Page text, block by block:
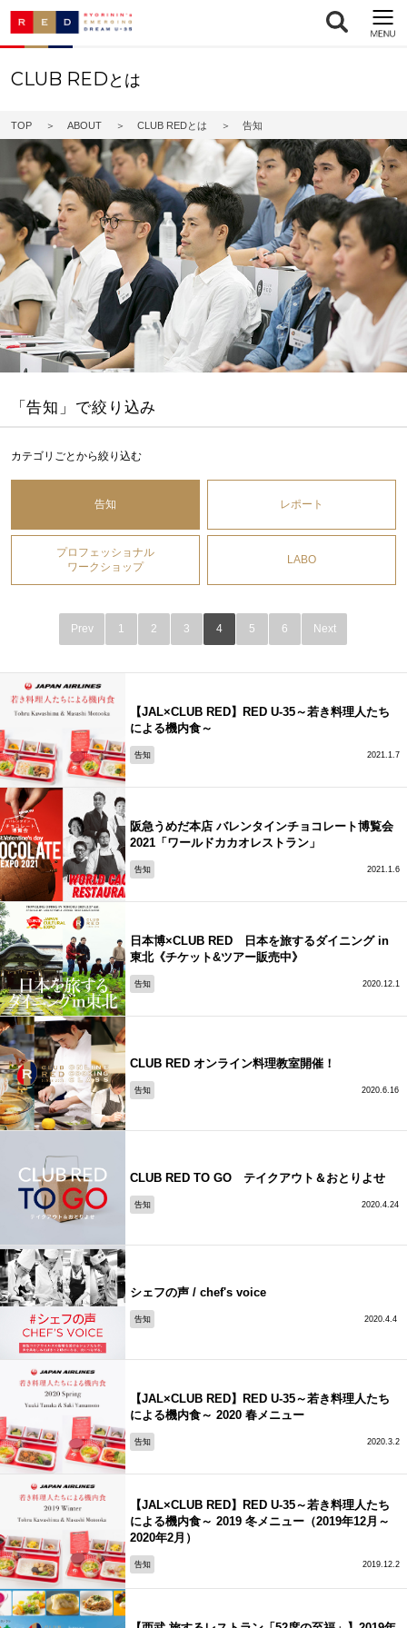
CLUB REDとは
TOP ABOUT CLUB REDとは 告知
「告知」で絞り込み
カテゴリごとから絞り込む
告知 レポート
プロフェッショナル
ワークショップ
LABO
Prev 1 2 3 4 5 6 Next
【JAL×CLUB RED】RED U-35～若き料理人たち
による機内食～
告知 2021.1.7
阪急うめだ本店 バレンタインチョコレート博覧会
2021「ワールドカカオレストラン」
告知 2021.1.6
日本博×CLUB RED 日本を旅するダイニング in
東北《チケット&ツアー販売中》
告知 2020.12.1
CLUB RED オンライン料理教室開催！
告知 2020.6.16
CLUB RED TO GO テイクアウト＆おとりよせ
告知 2020.4.24
シェフの声 / chef's voice
告知 2020.4.4
【JAL×CLUB RED】RED U-35～若き料理人たち
による機内食～ 2020 春メニュー
告知 2020.3.2
【JAL×CLUB RED】RED U-35～若き料理人たち
による機内食～ 2019 冬メニュー（2019年12月～
2020年2月）
告知 2019.12.2